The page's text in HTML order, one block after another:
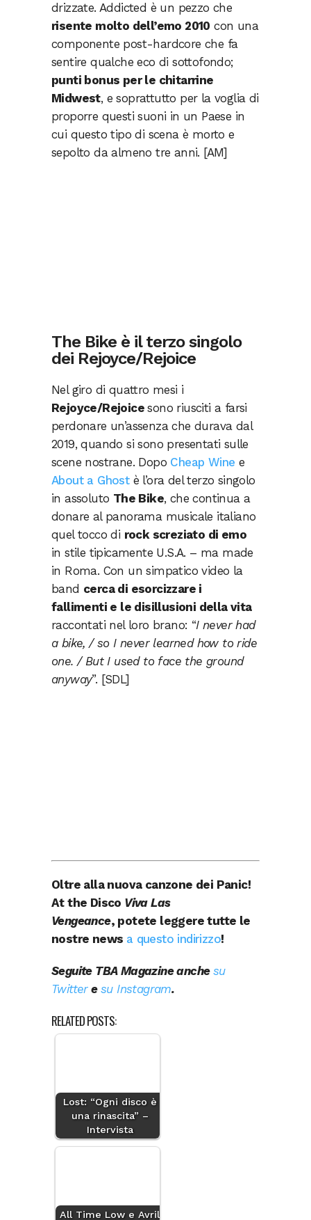
drizzate. Addicted è un pezzo che
risente molto dell’emo 2010 con una
componente post-hardcore che fa
sentire qualche eco di sottofondo;
punti bonus per le chitarrine
Midwest, e soprattutto per la voglia di
proporre questi suoni in un Paese in
cui questo tipo di scena è morto e
sepolto da almeno tre anni. [AM]
The Bike è il terzo singolo
dei Rejoyce/Rejoice
Nel giro di quattro mesi i
Rejoyce/Rejoicesono riusciti a farsi
perdonare un’assenza che durava dal
2019, quando si sono presentati sulle
scene nostrane. Dopo Cheap Wine e
About a Ghostè l’ora del terzo singolo
in assoluto The Bike, che continua a
donare al panorama musicale italiano
quel tocco di rock screziato di emo
in stile tipicamente U.S.A. – ma made
in Roma. Con un simpatico video la
band cerca di esorcizzare i
fallimenti e le disillusioni della vita
raccontati nel loro brano: “I never had
a bike, / so I never learned how to ride
one. / But I used to face the ground
anyway”. [SDL]
Oltre alla nuova canzone dei Panic!
At the Disco Viva Las
Vengeance, potete leggere tutte le
nostre news a questo indirizzo!
Seguite TBA Magazine anche su
Twitteresu Instagram.
RELATED POSTS:
Lost: “Ogni disco è
una rinascita” –
Intervista
All Time Low e Avril